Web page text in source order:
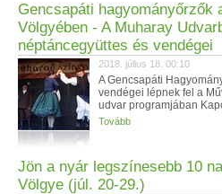
Gencsapáti hagyományőrzők
Völgyében - A Muharay
néptáncegyüttes és vendégei
2018. július 18. 00:10
A Gencsapáti
vendégei lépnek fel a
udvar programjában
Tovább
Jön a nyár legszínesebb 10
Völgye (júl. 20-29.)